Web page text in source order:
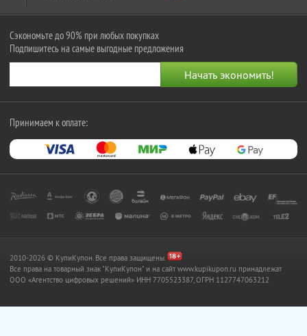
Сэкономьте до 90% при любых покупках
Подпишитесь на самые выгодные предложения
Принимаем к оплате:
2010-2026 © КупиКупон. Все права защищены.
Все права на товарный знак "КупиКупон" и на сайт www.kupikupon.ru принадлежат
OOO «Агентство цифровых решений» ИНН 7705523387, ОГРН 1127747063212